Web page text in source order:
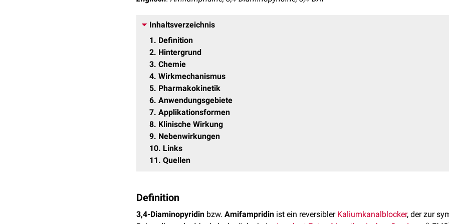
Inhaltsverzeichnis
1
Definition
2 Hintergrund
3 Chemie
4 Wirkmechanismus
5 Pharmakokinetik
6 Anwendungsgebiete
7 Applikationsformen
8 Klinische Wirkung
9 Nebenwirkungen
10 Links
11 Quellen
Definition
3,4-Diaminopyridin bzw. Amifampridin ist ein reversibler Kaliumkanalblocker, der zur